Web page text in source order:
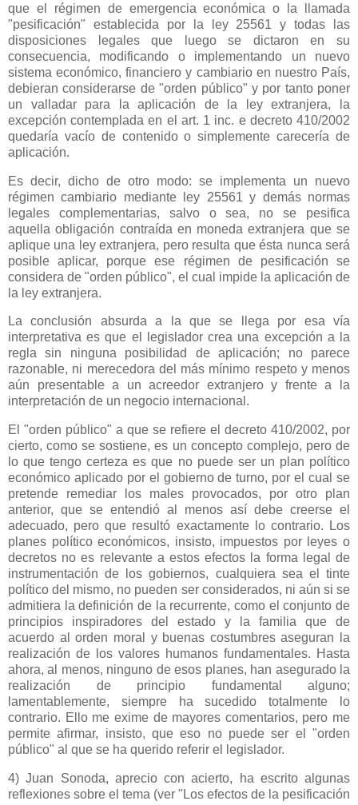
que el régimen de emergencia económica o la llamada
"pesificación" establecida por la ley 25561 y todas las
disposiciones legales que luego se dictaron en su
consecuencia, modificando o implementando un nuevo
sistema económico, financiero y cambiario en nuestro País,
debieran considerarse de "orden público" y por tanto poner
un valladar para la aplicación de la ley extranjera, la
excepción contemplada en el art. 1 inc. e decreto 410/2002
quedaría vacío de contenido o simplemente carecería de
aplicación.
Es decir, dicho de otro modo: se implementa un nuevo
régimen cambiario mediante ley 25561 y demás normas
legales complementarias, salvo o sea, no se pesifica
aquella obligación contraída en moneda extranjera que se
aplique una ley extranjera, pero resulta que ésta nunca será
posible aplicar, porque ese régimen de pesificación se
considera de "orden público", el cual impide la aplicación de
la ley extranjera.
La conclusión absurda a la que se llega por esa vía
interpretativa es que el legislador crea una excepción a la
regla sin ninguna posibilidad de aplicación; no parece
razonable, ni merecedora del más mínimo respeto y menos
aún presentable a un acreedor extranjero y frente a la
interpretación de un negocio internacional.
El "orden público" a que se refiere el decreto 410/2002, por
cierto, como se sostiene, es un concepto complejo, pero de
lo que tengo certeza es que no puede ser un plan político
económico aplicado por el gobierno de turno, por el cual se
pretende remediar los males provocados, por otro plan
anterior, que se entendió al menos así debe creerse el
adecuado, pero que resultó exactamente lo contrario. Los
planes político económicos, insisto, impuestos por leyes o
decretos no es relevante a estos efectos la forma legal de
instrumentación de los gobiernos, cualquiera sea el tinte
político del mismo, no pueden ser considerados, ni aún si se
admitiera la definición de la recurrente, como el conjunto de
principios inspiradores del estado y la familia que de
acuerdo al orden moral y buenas costumbres aseguran la
realización de los valores humanos fundamentales. Hasta
ahora, al menos, ninguno de esos planes, han asegurado la
realización de principio fundamental alguno;
lamentablemente, siempre ha sucedido totalmente lo
contrario. Ello me exime de mayores comentarios, pero me
permite afirmar, insisto, que eso no puede ser el "orden
público" al que se ha querido referir el legislador.
4) Juan Sonoda, aprecio con acierto, ha escrito algunas
reflexiones sobre el tema (ver "Los efectos de la pesificación